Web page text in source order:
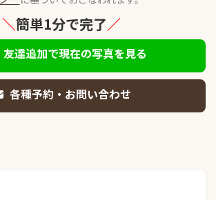
＼簡単1分で完了／
友達追加で現在の写真を見る
各種予約・お問い合わせ